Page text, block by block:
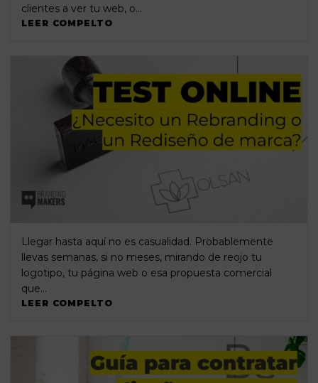
clientes a ver tu web, o…
LEER COMPELTO
Llegar hasta aquí no es casualidad. Probablemente
llevas semanas, si no meses, mirando de reojo tu
logotipo, tu página web o esa propuesta comercial
que…
LEER COMPELTO